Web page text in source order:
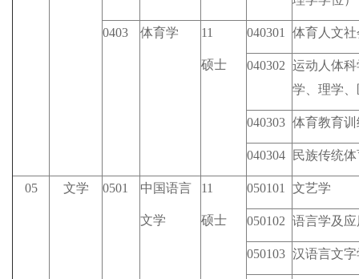
0403 体育学 11
硕士
040301 体育人文
040302 运动人体
学、理学
040303 体育教育
040304 民族传统
05 文学 0501 中国语言
文学
11
硕士
050101 文艺学
050102 语言学及
050103 汉语言文字